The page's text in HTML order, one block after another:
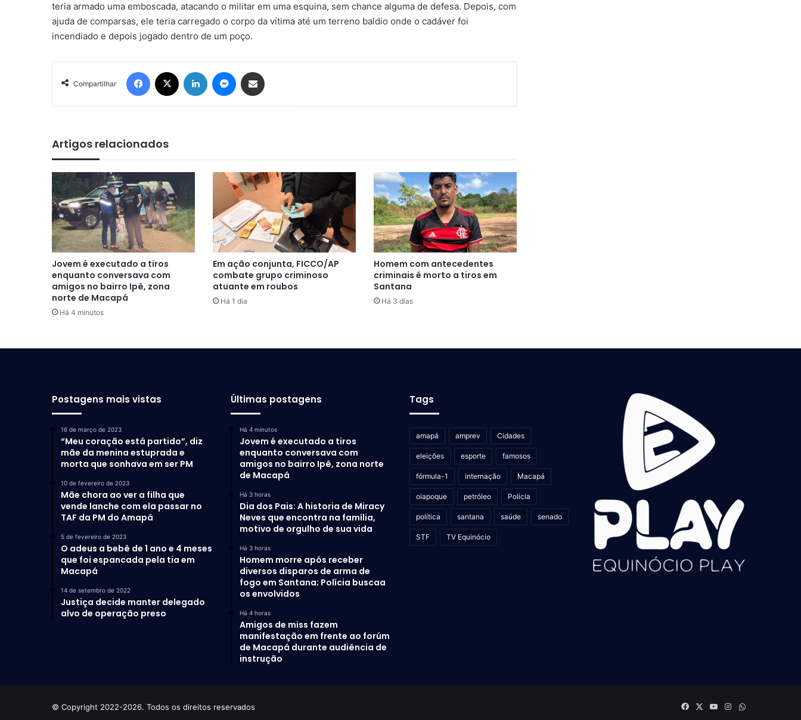
teria armado uma emboscada, atacando o militar em uma esquina, sem chance alguma de defesa. Depois, com
ajuda de comparsas, ele teria carregado o corpo da vítima até um terreno baldio onde o cadáver foi
incendiado e depois jogado dentro de um poço.
Compartilhar
Facebook Linkedin Messenger
Artigos relacionados
Jovem é executado a tiros
enquanto conversava com
amigos no bairro Ipê, zona
norte de Macapá
Há 4 minutos
Em ação conjunta, FICCO/AP
combate grupo criminoso
atuante em roubos
Há 1 dia
Homem com antecedentes
criminais é morto a tiros em
Santana
Há 3 dias
Postagens mais vistas
16 de março de 2023
“Meu coração está partido”, diz
mãe da menina estuprada e
morta que sonhava em ser PM
10 de fevereiro de 2023
Mãe chora ao ver a filha que
vende lanche com ela passar no
TAF da PM do Amapá
5 de fevereiro de 2023
O adeus a bebê de 1 ano e 4 meses
que foi espancada pela tia em
Macapá
14 de setembro de 2022
Justiça decide manter delegado
alvo de operação preso
Últimas postagens
Há 4 minutos
Jovem é executado a tiros
enquanto conversava com
amigos no bairro Ipê, zona norte
de Macapá
Há 3 horas
Dia dos Pais: A historia de Miracy
Neves que encontra na família,
motivo de orgulho de sua vida
Há 3 horas
Homem morre após receber
diversos disparos de arma de
fogo em Santana; Polícia buscaa
os envolvidos
Há 4 horas
Amigos de miss fazem
manifestação em frente ao forúm
de Macapá durante audiência de
instrução
Tags
amapá amprev Cidades
eleições esporte famosos
fórmula-1 internação Macapá
oiapoque petróleo Polícia
política santana saúde senado
STF TV Equinócio
© Copyright 2022-2026. Todos os direitos reservados Facebook
X YouTubeInstagram
whatsapp